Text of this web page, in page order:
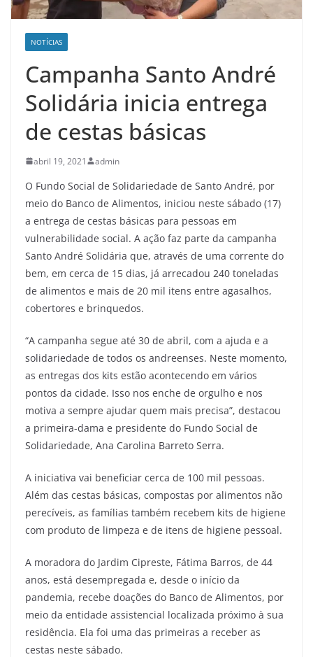
NOTÍCIAS
Campanha Santo André
Solidária inicia entrega
de cestas básicas
abril 19, 2021 admin
O Fundo Social de Solidariedade de Santo André, por
meio do Banco de Alimentos, iniciou neste sábado (17)
a entrega de cestas básicas para pessoas em
vulnerabilidade social. A ação faz parte da campanha
Santo André Solidária que, através de uma corrente do
bem, em cerca de 15 dias, já arrecadou 240 toneladas
de alimentos e mais de 20 mil itens entre agasalhos,
cobertores e brinquedos.
“A campanha segue até 30 de abril, com a ajuda e a
solidariedade de todos os andreenses. Neste momento,
as entregas dos kits estão acontecendo em vários
pontos da cidade. Isso nos enche de orgulho e nos
motiva a sempre ajudar quem mais precisa”, destacou
a primeira-dama e presidente do Fundo Social de
Solidariedade, Ana Carolina Barreto Serra.
A iniciativa vai beneficiar cerca de 100 mil pessoas.
Além das cestas básicas, compostas por alimentos não
perecíveis, as famílias também recebem kits de higiene
com produto de limpeza e de itens de higiene pessoal.
A moradora do Jardim Cipreste, Fátima Barros, de 44
anos, está desempregada e, desde o início da
pandemia, recebe doações do Banco de Alimentos, por
meio da entidade assistencial localizada próximo à sua
residência. Ela foi uma das primeiras a receber as
cestas neste sábado.